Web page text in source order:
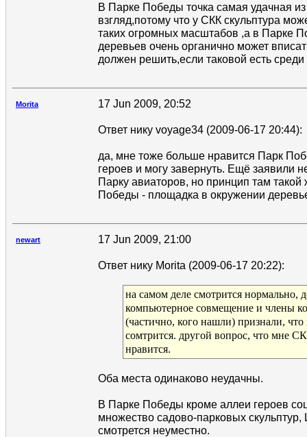
В Парке Победы точка самая удачная
взгляд,потому что у СКК скульптура
таких огромных масштабов ,а в Парке
деревьев очень органично может
должен решить,если таковой есть
Morita 17 Jun 2009, 20:52
Ответ нику voyage34 (2009-06-17 20:44):
да, мне тоже больше нравится Парк
героев и могу завернуть. Ещё заявили
Парку авиаторов, но принцип там такой
Победы - площадка в окружении
newart 17 Jun 2009, 21:00
Ответ нику Morita (2009-06-17 20:22):
на самом деле смотрится нормально,
компьютерное совмещение и члены
(частично, кого нашли) признали,
сомтрится. другой вопрос, что мне
нравится.
Оба места одинаково неудачны.
В Парке Победы кроме аллеи героев
множество садово-парковых
смотрется неуместно.